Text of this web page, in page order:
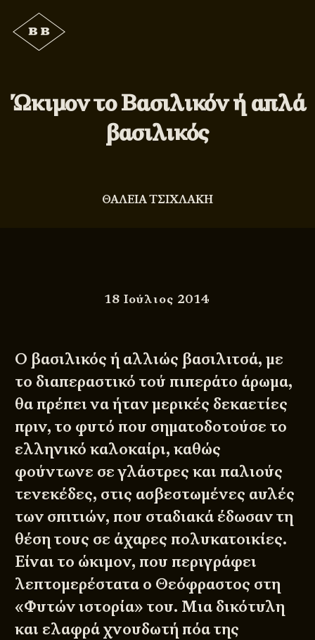
Ώκιμον το Βασιλικόν ή απλά
βασιλικός
ΘΑΛΕΙΑ ΤΣΙΧΛΑΚΗ
18 Ιούλιος 2014
Ο βασιλικός ή αλλιώς βασιλιτσά, με
το διαπεραστικό τού πιπεράτο άρωμα,
θα πρέπει να ήταν μερικές δεκαετίες
πριν, το φυτό που σηματοδοτούσε το
ελληνικό καλοκαίρι, καθώς
φούντωνε σε γλάστρες και παλιούς
τενεκέδες, στις ασβεστωμένες αυλές
των σπιτιών, που σταδιακά έδωσαν τη
θέση τους σε άχαρες πολυκατοικίες.
Είναι το ώκιμον, που περιγράφει
λεπτομερέστατα ο Θεόφραστος στη
«Φυτών ιστορία» του. Μια δικότυλη
και ελαφρά χνουδωτή πόα της